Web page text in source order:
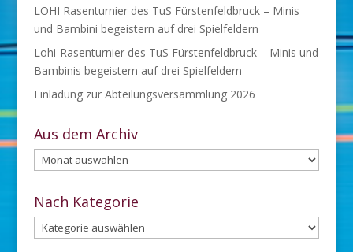
LOHI Rasenturnier des TuS Fürstenfeldbruck – Minis
und Bambini begeistern auf drei Spielfeldern
Lohi-Rasenturnier des TuS Fürstenfeldbruck – Minis und
Bambinis begeistern auf drei Spielfeldern
Einladung zur Abteilungsversammlung 2026
Aus dem Archiv
Aus
dem
Archiv
Nach Kategorie
Nach
Kategorie